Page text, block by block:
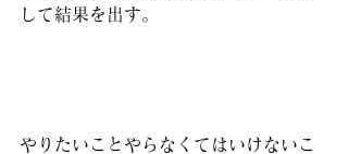
して結果を出す。
やりたいことやらなくてはいけないこ